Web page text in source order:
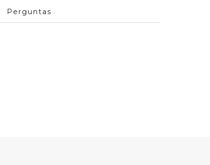
Perguntas